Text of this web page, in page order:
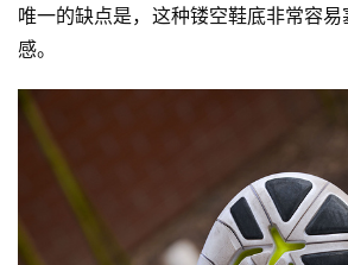
唯一的缺点是，这种镂空鞋底非常容
感。